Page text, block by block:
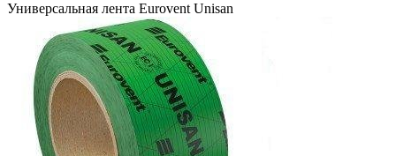
Универсальная лента Eurovent Unisan